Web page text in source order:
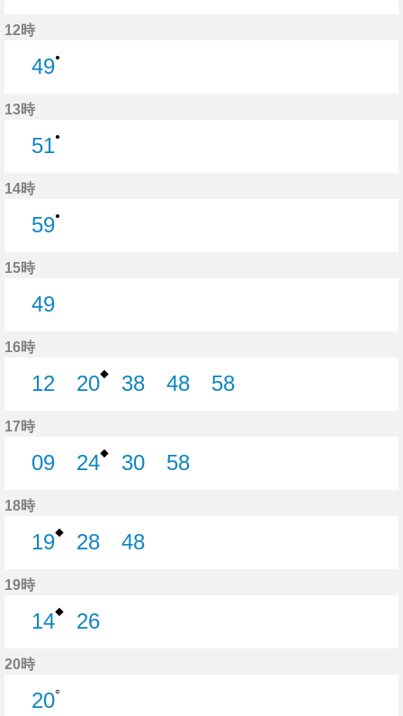
12時
49●
13時
51●
14時
59●
15時
49
16時
12
20◆
38
48
58
17時
09
24◆
30
58
18時
19◆
28
48
19時
14◆
26
20時
20○